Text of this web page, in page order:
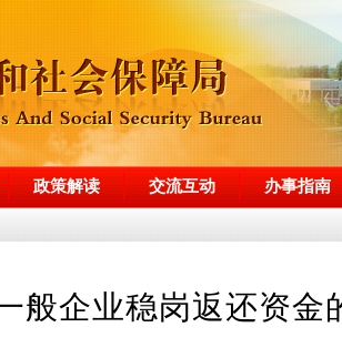
政策解读 交流互动 办事指南